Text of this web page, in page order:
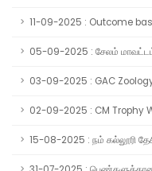
11-09-2025 : Outcome
05-09-2025 : சேலம்
03-09-2025 : GAC
02-09-2025 : CM Trophy
15-08-2025 : நம் கல்லூரி